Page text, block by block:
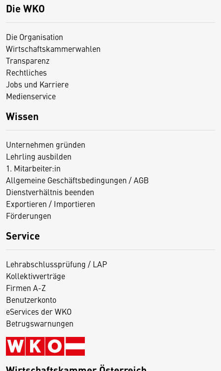
Die WKO
Die Organisation
Wirtschaftskammerwahlen
Transparenz
Rechtliches
Jobs und Karriere
Medienservice
Wissen
Unternehmen gründen
Lehrling ausbilden
1. Mitarbeiter:in
Allgemeine Geschäftsbedingungen / AGB
Dienstverhältnis beenden
Exportieren / Importieren
Förderungen
Service
Lehrabschlussprüfung / LAP
Kollektivverträge
Firmen A-Z
Benutzerkonto
eServices der WKO
Betrugswarnungen